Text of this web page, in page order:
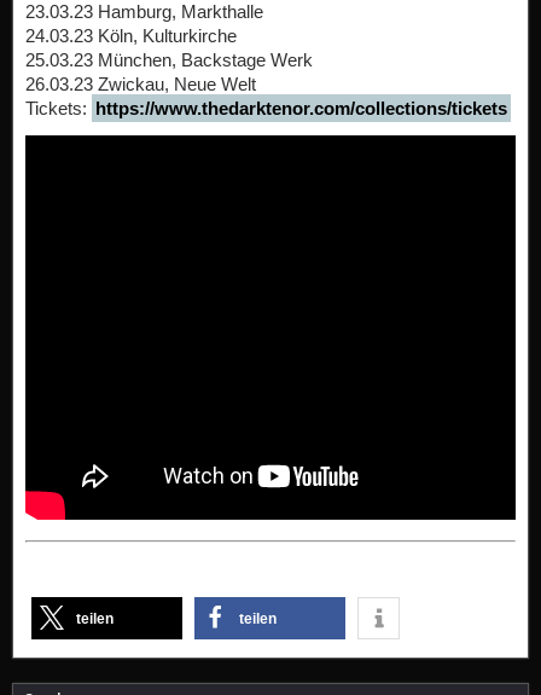
23.03.23 Hamburg, Markthalle
24.03.23 Köln, Kulturkirche
25.03.23 München, Backstage Werk
26.03.23 Zwickau, Neue Welt
Tickets: https://www.thedarktenor.com/collections/tickets
teilen teilen